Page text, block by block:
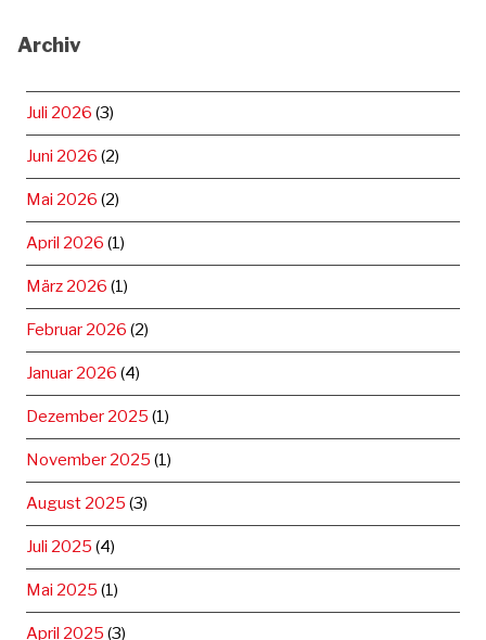
Archiv
Juli 2026 (3)
Juni 2026 (2)
Mai 2026 (2)
April 2026 (1)
März 2026 (1)
Februar 2026 (2)
Januar 2026 (4)
Dezember 2025 (1)
November 2025 (1)
August 2025 (3)
Juli 2025 (4)
Mai 2025 (1)
April 2025 (3)